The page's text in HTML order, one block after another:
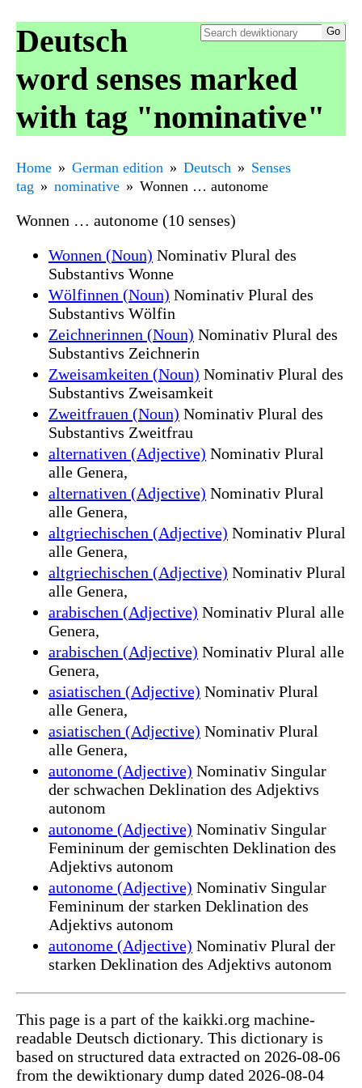
Deutsch
word senses marked
with tag "nominative"
Home German edition Deutsch
Senses
tag
nominative Wonnen … autonome
Wonnen … autonome (10 senses)
Wonnen (Noun) Nominativ Plural des
Substantivs Wonne
Wölfinnen (Noun) Nominativ Plural des
Substantivs Wölfin
Zeichnerinnen (Noun) Nominativ Plural des
Substantivs Zeichnerin
Zweisamkeiten (Noun) Nominativ Plural des
Substantivs Zweisamkeit
Zweitfrauen (Noun) Nominativ Plural des
Substantivs Zweitfrau
alternativen (Adjective) Nominativ Plural
alle Genera,
alternativen (Adjective) Nominativ Plural
alle Genera,
altgriechischen (Adjective) Nominativ Plural
alle Genera,
altgriechischen (Adjective) Nominativ Plural
alle Genera,
arabischen (Adjective) Nominativ Plural alle
Genera,
arabischen (Adjective) Nominativ Plural alle
Genera,
asiatischen (Adjective) Nominativ Plural
alle Genera,
asiatischen (Adjective) Nominativ Plural
alle Genera,
autonome (Adjective) Nominativ Singular
der schwachen Deklination des Adjektivs
autonom
autonome (Adjective) Nominativ Singular
Femininum der gemischten Deklination des
Adjektivs autonom
autonome (Adjective) Nominativ Singular
Femininum der starken Deklination des
Adjektivs autonom
autonome (Adjective) Nominativ Plural der
starken Deklination des Adjektivs autonom
This page is a part of the kaikki.org machine-
readable Deutsch dictionary. This dictionary is
based on structured data extracted on 2026-08-06
from the dewiktionary dump dated 2026-08-04